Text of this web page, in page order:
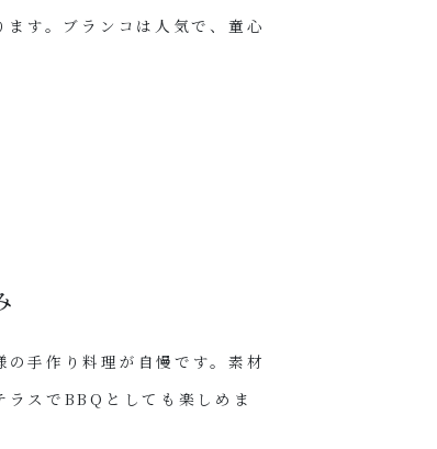
す。ブランコは人気で、童心
手作り料理が自慢です。素材
スでBBQとしても楽しめま